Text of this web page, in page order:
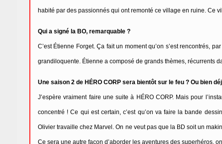
habité par des passionnés qui ont remonté ce village en ruine. Ce
Qui a signé la BO, remarquable ?
C’est Étienne Forget. Ça fait un moment qu’on s’est rencontrés,
grandiloquente. Étienne a composé de grands thèmes, récurrents
Une saison 2 de HÉRO CORP sera bientôt sur le feu ? Ou bien
J’espère vraiment faire une suite à HÉRO CORP. Mais pour
concentré ! Ce qui est certain, c’est qu’on va faire la bande
Olivier travaille chez Marvel. On ne veut pas que la BD soit un
Ce sera une autre façon d’aborder les aventures des superhéros,